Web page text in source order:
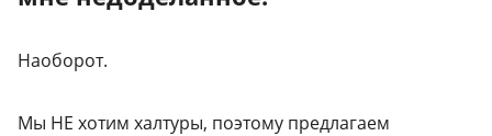
Наоборот.
Мы НЕ хотим халтуры, поэтому предлагаем